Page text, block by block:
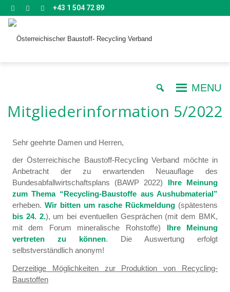
+43 1 504 72 89
MENU
Mitgliederinformation 5/2022
Sehr geehrte Damen und Herren,
der Österreichische Baustoff-Recycling Verband möchte in
Anbetracht der zu erwartenden Neuauflage des
Bundesabfallwirtschaftsplans (BAWP 2022) Ihre Meinung
zum Thema “Recycling-Baustoffe aus Aushubmaterial”
erheben. Wir bitten um rasche Rückmeldung (spätestens
bis 24. 2.), um bei eventuellen Gesprächen (mit dem BMK,
mit dem Forum mineralische Rohstoffe) Ihre Meinung
vertreten zu können. Die Auswertung erfolgt
selbstverständlich anonym!
Derzeitige Möglichkeiten zur Produktion von Recycling-
Baustoffen